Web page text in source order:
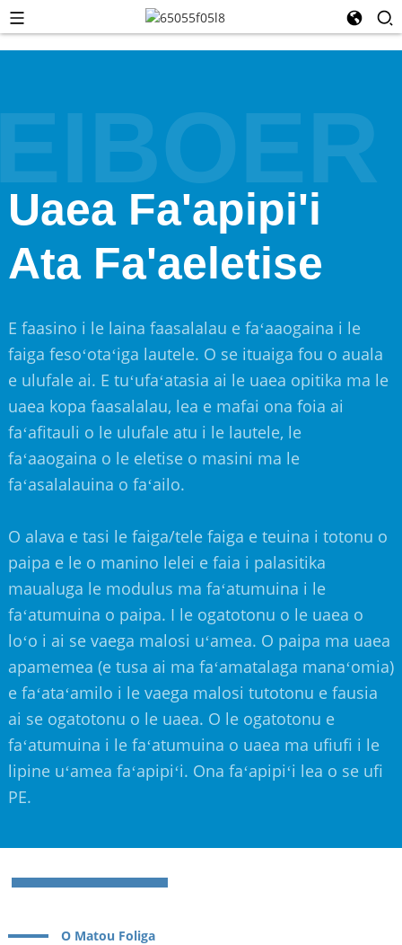
Uaea Fa'apipi'i
Ata Fa'aeletise
E faasino i le laina faasalalau e faʻaaogaina i le
faiga fesoʻotaʻiga lautele. O se ituaiga fou o auala
e ulufale ai. E tuʻufaʻatasia ai le uaea opitika ma le
uaea kopa faasalalau, lea e mafai ona foia ai
faʻafitauli o le ulufale atu i le lautele, le
faʻaaogaina o le eletise o masini ma le
faʻasalalauina o faʻailo.
O alava e tasi le faiga/tele faiga e teuina i totonu o
paipa e le o manino lelei e faia i palasitika
maualuga le modulus ma faʻatumuina i le
faʻatumuina o paipa. I le ogatotonu o le uaea o
loʻo i ai se vaega malosi uʻamea. O paipa ma uaea
apamemea (e tusa ai ma faʻamatalaga manaʻomia)
e faʻataʻamilo i le vaega malosi tutotonu e fausia
ai se ogatotonu o le uaea. O le ogatotonu e
faʻatumuina i le faʻatumuina o uaea ma ufiufi i le
lipine uʻamea faʻapipiʻi. Ona faʻapipiʻi lea o se ufi
PE.
O Matou Foliga